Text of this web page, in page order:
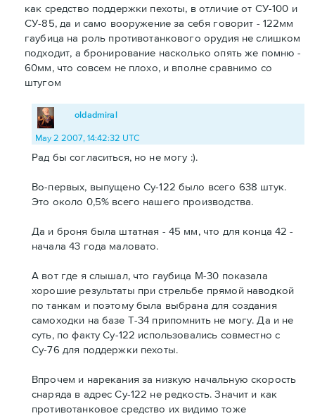
как средство поддержки пехоты, в отличие от СУ-100 и
СУ-85, да и само вооружение за себя говорит - 122мм
гаубица на роль противотанкового орудия не слишком
подходит, а бронирование насколько опять же помню -
60мм, что совсем не плохо, и вполне сравнимо со
штугом
oldadmiral
May 2 2007, 14:42:32 UTC
Рад бы согласиться, но не могу :).
Во-первых, выпущено Су-122 было всего 638 штук.
Это около 0,5% всего нашего производства.
Да и броня была штатная - 45 мм, что для конца 42 -
начала 43 года маловато.
А вот где я слышал, что гаубица М-30 показала
хорошие результаты при стрельбе прямой наводкой
по танкам и поэтому была выбрана для создания
самоходки на базе Т-34 припомнить не могу. Да и не
суть, по факту Су-122 использовались совместно с
Су-76 для поддержки пехоты.
Впрочем и нарекания за низкую начальную скорость
снаряда в адрес Су-122 не редкость. Значит и как
противотанковое средство их видимо тоже